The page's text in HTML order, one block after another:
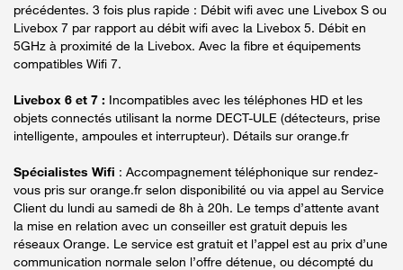
précédentes. 3 fois plus rapide : Débit wifi avec une Livebox S ou
Livebox 7 par rapport au débit wifi avec la Livebox 5. Débit en
5GHz à proximité de la Livebox. Avec la fibre et équipements
compatibles Wifi 7.
Livebox 6 et 7 : Incompatibles avec les téléphones HD et les
objets connectés utilisant la norme DECT-ULE (détecteurs, prise
intelligente, ampoules et interrupteur). Détails sur orange.fr
Spécialistes Wifi : Accompagnement téléphonique sur rendez-
vous pris sur orange.fr selon disponibilité ou via appel au Service
Client du lundi au samedi de 8h à 20h. Le temps d’attente avant
la mise en relation avec un conseiller est gratuit depuis les
réseaux Orange. Le service est gratuit et l’appel est au prix d’une
communication normale selon l’offre détenue, ou décompté du